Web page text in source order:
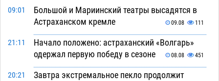
09:01
Большой и Мариинский театры высадятся в
Астраханском кремле
09.08 111
21:11
Начало положено: астраханский «Волгарь»
одержал первую победу в сезоне
08.08 451
20:21
Завтра экстремальное пекло продолжит